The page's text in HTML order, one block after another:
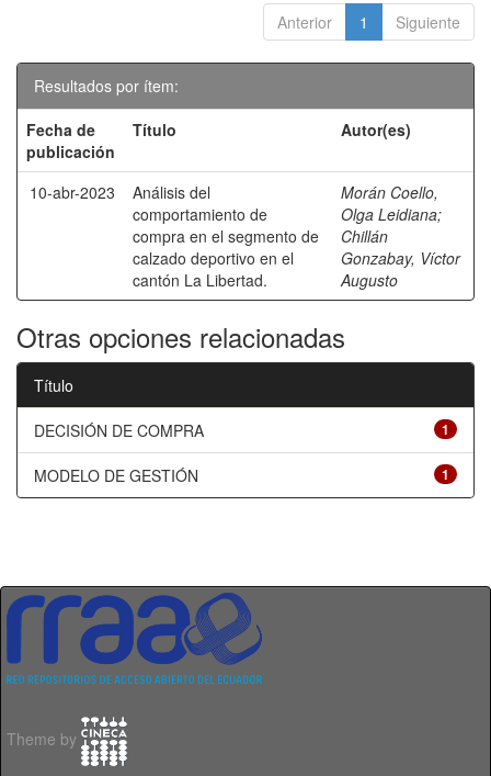
Anterior 1 Siguiente
Resultados por ítem:
Fecha de
publicación
Título Autor(es)
10-abr-2023
Análisis del
comportamiento de
compra en el segmento de
calzado deportivo en el
cantón La Libertad.
Morán Coello,
Olga Leidiana;
Chillán
Gonzabay, Víctor
Augusto
Otras opciones relacionadas
Título
1
DECISIÓN DE COMPRA
1
MODELO DE GESTIÓN
Theme by